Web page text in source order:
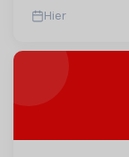
Hier